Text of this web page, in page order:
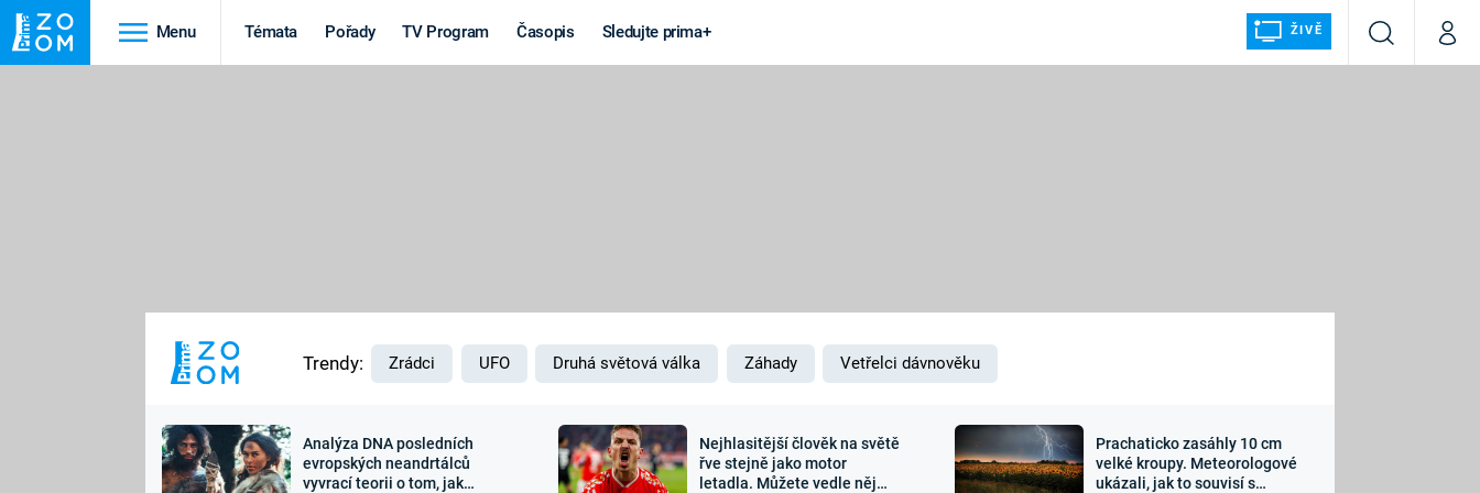
Menu Témata Pořady TV Program Časopis Sledujte prima+ ŽIVĚ
VyhledáváníMůj
MARS
Výročí
Záhady a
Zajímavosti Sledujte nás
Trendy: Zrádci UFO Druhá světová válka Záhady Vetřelci dávnověku
Analýza DNA posledních
evropských neandrtálců
vyvrací teorii o tom, jak
Nejhlasitější člověk na světě
řve stejně jako motor
letadla. Můžete vedle něj
Prachaticko zasáhly 10 cm
velké kroupy. Meteorologové
ukázali, jak to souvisí s